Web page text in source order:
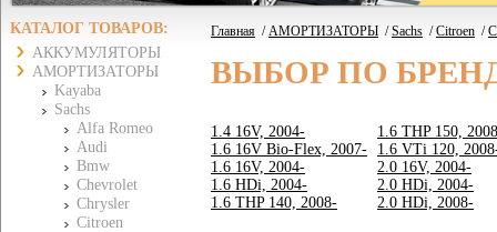
КАТАЛОГ ТОВАРОВ:
АККУМУЛЯТОРЫ
АМОРТИЗАТОРЫ
Kayaba
Sachs
Alfa Romeo
Audi
Bmw
Chevrolet
Chrysler
Citroen
Главная /АМОРТИЗАТОРЫ /Sachs /Citroen /
ВЫБОР ПО
1.4 16V, 2004-
1.6 16V Bio-Flex, 2007-
1.6 16V, 2004-
1.6 HDi, 2004-
1.6 THP 140, 2008-
1.6 THP 150,
1.6 VTi 120,
2.0 16V, 2004-
2.0 HDi, 2004-
2.0 HDi, 2008-